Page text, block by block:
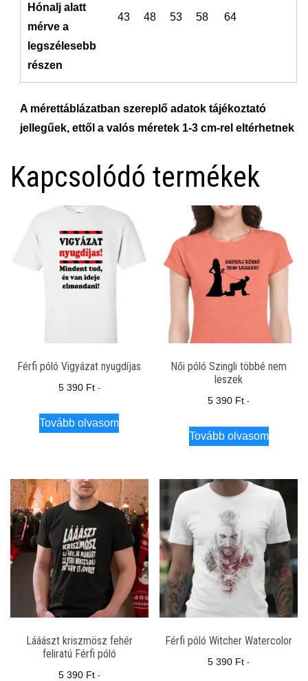
Hónalj alatt
mérve a
legszélesebb
részen
43 48 53 58 64
A mérettáblázatban szereplő adatok tájékoztató
jellegűek, ettől a valós méretek 1-3 cm-rel eltérhetnek
Kapcsolódó termékek
Férfi póló Vigyázat nyugdíjas
5 390 Ft -
Tovább olvasom
Női póló Szingli többé nem
leszek
5 390 Ft -
Tovább olvasom
Lááászt kriszmösz fehér
feliratú Férfi póló
5 390 Ft -
Férfi póló Witcher Watercolor
5 390 Ft -